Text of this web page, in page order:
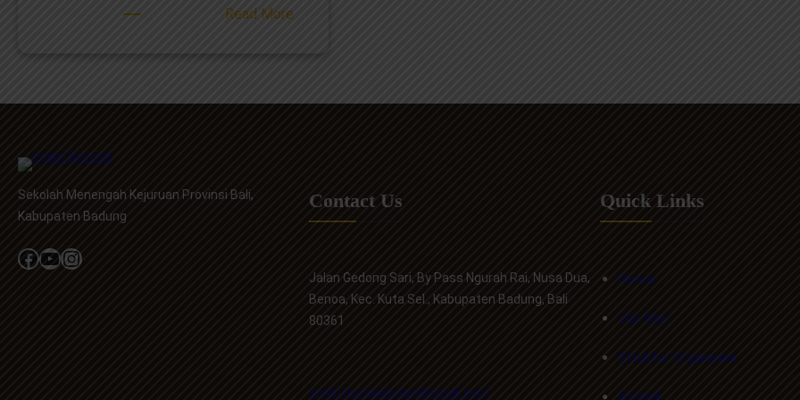
Read More:
Peserta
Selatan
Tahun
2026/2027
Sekolah Menengah Kejuruan Provinsi Bali,
Kabupaten Badung
Facebook YouTube Instagram
Contact Us
Jalan Gedong Sari, By Pass Ngurah Rai, Nusa Dua,
Benoa, Kec. Kuta Sel., Kabupaten Badung, Bali
80361
smkn1kutaselatan@gmail.com
Quick Links
Home
Visi Misi
Struktur Organisasi